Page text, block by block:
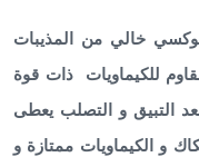
خالي من المذيبات
للكيماويات ذات قوة
التبيق و التصلب يعطى
و الكيماويات ممتازة و